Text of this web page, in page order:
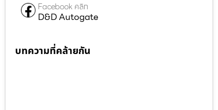
Facebook คลิก
D&D Autogate
บทความที่คล้ายกัน